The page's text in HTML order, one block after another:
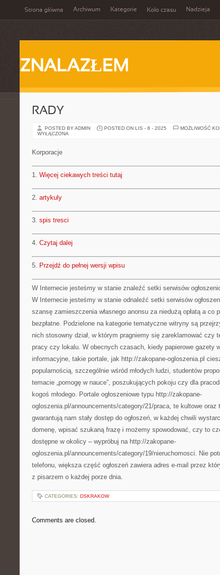
Strona główna Archiwum Kategorie Koło czasu Nadzieja
ZNALAZŁEM
RADY
POSTED BY ADMIN POSTED ON LIS - 8 - 2025
MOŻLIWOŚĆ
WYŁĄCZONA
Korporacje
1. Więcej ciekawych treści tutaj
2. artykuly
3. spis tresci
4. Czytaj dalej
5. Przejdź do pełnej wersji wpisu
W Internecie jesteśmy w stanie znaleźć setki serwisów
W Internecie jesteśmy w stanie odnaleźć setki serwisów
szansę zamieszczenia własnego anonsu za niedużą opłatą a co
bezpłatne. Podzielone na kategorie tematyczne witryny są
nich stosowny dział, w którym pragniemy się zareklamować czy
pracy czy lokalu. W obecnych czasach, kiedy papierowe gazety
informacyjne, takie portale, jak http://zakopane-ogloszenia.pl
popularnością, szczególnie wśród młodych ludzi, studentów
temacie „pomogę w nauce”, poszukujących pokoju czy dla
kogoś młodego. Portale ogłoszeniowe typu http://zakopane-
ogloszenia.pl/announcements/category/21/praca, te kultowe oraz
gwarantują nam stały dostęp do ogłoszeń, w każdej chwili
domenę, wpisać szukaną frazę i możemy spowodować, czy to
dostępne w okolicy – wypróbuj na http://zakopane-
ogloszenia.pl/announcements/category/19/nieruchomosci. Nie
telefonu, większa część ogłoszeń zawiera adres e-mail przez
z pisarzem o każdej porze dnia.
CATEGORIES: DSKRAKOW
Comments are closed.